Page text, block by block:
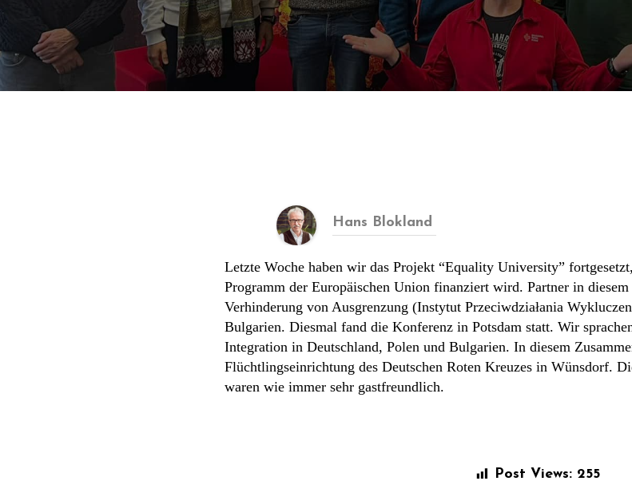
Hans Blokland
Letzte Woche haben wir das Projekt “Equality University”
Programm der Europäischen Union finanziert wird. Partner in
Verhinderung von Ausgrenzung (Instytut Przeciwdziałania
Bulgarien. Diesmal fand die Konferenz in Potsdam statt. Wir
Integration in Deutschland, Polen und Bulgarien. In diesem
Flüchtlingseinrichtung des Deutschen Roten Kreuzes in Wünsdorf.
waren wie immer sehr gastfreundlich.
Post Views: 255